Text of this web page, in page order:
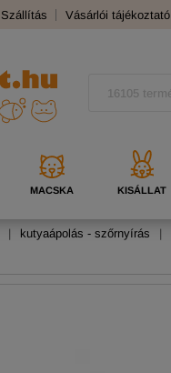
Szállítás Vásárlói tájékoztató
MACSKA KISÁLLAT
| kutyaápolás - szőrnyírás |